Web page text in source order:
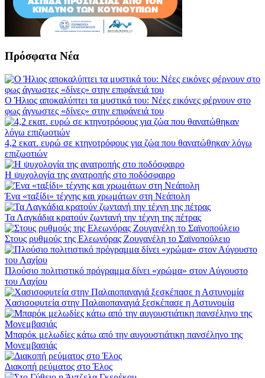
Πρόσφατα Νέα
Ο Ήλιος αποκαλύπτει τα μυστικά του: Νέες εικόνες φέρνουν στο
φως άγνωστες «δίνες» στην επιφάνειά του
4,2 εκατ. ευρώ σε κτηνοτρόφους για ζώα που θανατώθηκαν λόγω
επιζωοτιών
Η ψυχολογία της ανατροπής στο ποδόσφαιρο
Ένα «ταξίδι» τέχνης και χρωμάτων στη Νεάπολη
Τα Λαγκάδια κρατούν ζωντανή την τέχνη της πέτρας
Στους ρυθμούς της Ελεωνόρας Ζουγανέλη το Σαϊνοπούλειο
Πλούσιο πολιτιστικό πρόγραμμα δίνει «χρώμα» στον Αύγουστο
του Λαχίου
Χασισοφυτεία στην Παλαιοπαναγιά ξεσκέπασε η Αστυνομία
Μπαρόκ μελωδίες κάτω από την αυγουστιάτικη πανσέληνο της
Μονεμβασιάς
Διακοπή ρεύματος στο Έλος